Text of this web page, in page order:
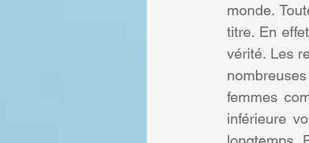
monde.
titre. En
vérité. Les
femmes
inférieure